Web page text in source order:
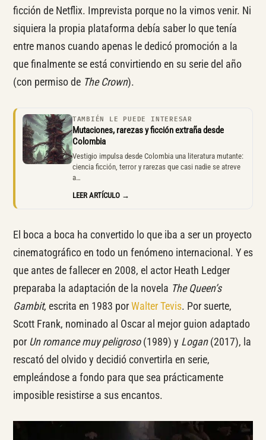
ficción de Netflix. Imprevista porque no la vimos venir. Ni
siquiera la propia plataforma debía saber lo que tenía
entre manos cuando apenas le dedicó promoción a la
que finalmente se está convirtiendo en su serie del año
(con permiso de The Crown).
TAMBIÉN LE PUEDE INTERESAR
Mutaciones, rarezas y ficción extraña desde
Colombia
Vestigio impulsa desde Colombia una literatura mutante:
ciencia ficción, terror y rarezas que casi nadie se atreve
a…
LEER ARTÍCULO →
El boca a boca ha convertido lo que iba a ser un proyecto
cinematográfico en todo un fenómeno internacional. Y es
que antes de fallecer en 2008, el actor Heath Ledger
preparaba la adaptación de la novela The Queen’s
Gambit, escrita en 1983 porWalter Tevis. Por suerte,
Scott Frank, nominado al Oscar al mejor guion adaptado
por Un romance muy peligroso(1989) y Logan(2017), la
rescató del olvido y decidió convertirla en serie,
empleándose a fondo para que sea prácticamente
imposible resistirse a sus encantos.